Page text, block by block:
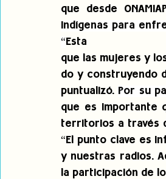
que desde
Indígenas para
“Esta
que las mujeres y
do y construyendo
puntualizó. Por su
que es importante
territorios a través
“El punto clave es
y nuestras radios.
la participación de